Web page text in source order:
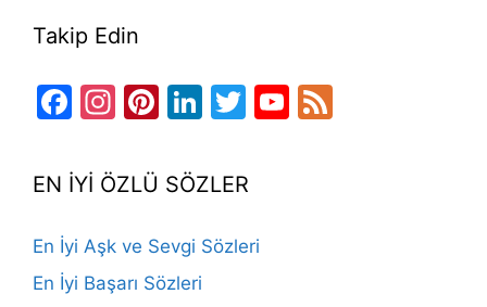
Takip Edin
Facebook
Instagram
Pinterest
LinkedIn
TwitterYouTube
EN İYİ ÖZLÜ SÖZLER
En İyi Aşk ve Sevgi Sözleri
En İyi Başarı Sözleri